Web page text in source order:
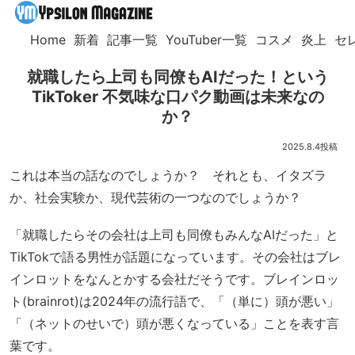
Home 新着 記事一覧 YouTuber一覧 コスメ 炎上 セ
就職したら上司も同僚もAIだった！という
TikToker 不気味な口パク動画は未来なの
か？
2025.8.4
これは本当の話なのでしょうか？ それとも、イタズラ
か、社会実験か、現代芸術の一つなのでしょうか？
「就職したらその会社は上司も同僚もみんなAIだった」と
TikTokで語る男性が話題になっています。その会社はブレ
インロットをなんとかする会社だそうです。ブレインロッ
ト(brainrot)は2024年の流行語で、「（単に）頭が悪い」
「（ネットのせいで）頭が悪くなっている」ことを表す言
葉です。